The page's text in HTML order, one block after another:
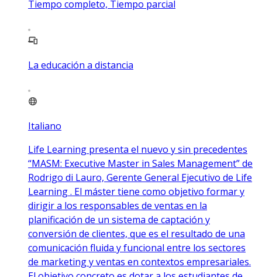
Tiempo completo, Tiempo parcial
La educación a distancia
Italiano
Life Learning presenta el nuevo y sin precedentes
“MASM: Executive Master in Sales Management” de
Rodrigo di Lauro, Gerente General Ejecutivo de Life
Learning . El máster tiene como objetivo formar y
dirigir a los responsables de ventas en la
planificación de un sistema de captación y
conversión de clientes, que es el resultado de una
comunicación fluida y funcional entre los sectores
de marketing y ventas en contextos empresariales.